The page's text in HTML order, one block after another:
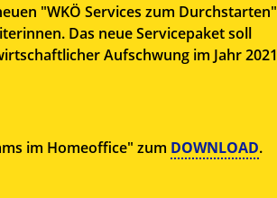
"WKÖ Services zum Durchstarten"
Das neue Servicepaket soll
Aufschwung im Jahr 2021
im Homeoffice" zum DOWNLOAD.